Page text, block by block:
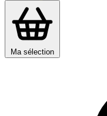
Ma sélection